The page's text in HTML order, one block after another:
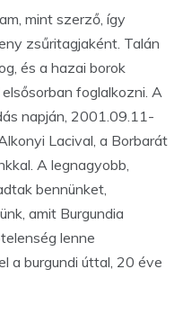
mint szerző, így
zsűritagjaként. Talán
és a hazai borok
foglalkozni. A
napján, 2001.09.11-
Lacival, a Borbarát
A legnagyobb,
bennünket,
amit Burgundia
lenne
a burgundi úttal, 20 éve